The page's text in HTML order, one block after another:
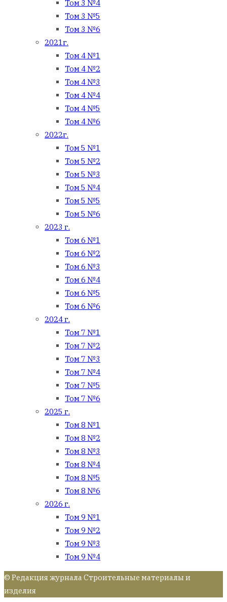
Том 3 №4
Том 3 №5
Том 3 №6
2021г.
Том 4 №1
Том 4 №2
Том 4 №3
Том 4 №4
Том 4 №5
Том 4 №6
2022г.
Том 5 №1
Том 5 №2
Том 5 №3
Том 5 №4
Том 5 №5
Том 5 №6
2023 г.
Том 6 №1
Том 6 №2
Том 6 №3
Том 6 №4
Том 6 №5
Том 6 №6
2024 г.
Том 7 №1
Том 7 №2
Том 7 №3
Том 7 №4
Том 7 №5
Том 7 №6
2025 г.
Том 8 №1
Том 8 №2
Том 8 №3
Том 8 №4
Том 8 №5
Том 8 №6
2026 г.
Том 9 №1
Том 9 №2
Том 9 №3
Том 9 №4
© Редакция журнала Строительные материалы и
изделия